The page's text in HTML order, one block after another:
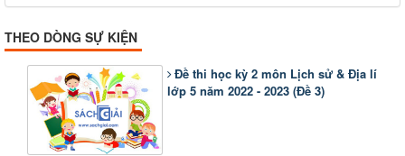
THEO DÒNG SỰ KIỆN
Đề thi học kỳ 2 môn Lịch sử & Địa lí
lớp 5 năm 2022 - 2023 (Đề 3)